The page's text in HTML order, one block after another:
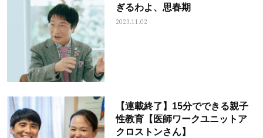
ぎるわよ、思春期
2023.11.02
【連載終了】15分でできる親子
性教育【医師ワークユニットア
クロストンさん】